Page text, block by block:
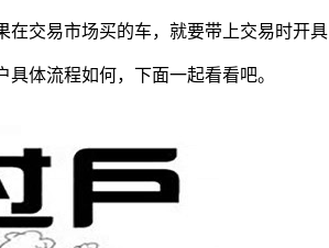
在交易市场买的车，就要带上交易时开具
体流程如何，下面一起看看吧。